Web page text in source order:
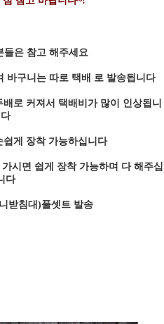
들은 참고 해주세요
바구니는 따로 택배 로 발송됩니다
로 커져서 택배비가 많이 인상됩니
다
게 장착 가능하십니다
시면 쉽게 장착 가능하며 다 해주십
다
받침대)풀셋트 발송